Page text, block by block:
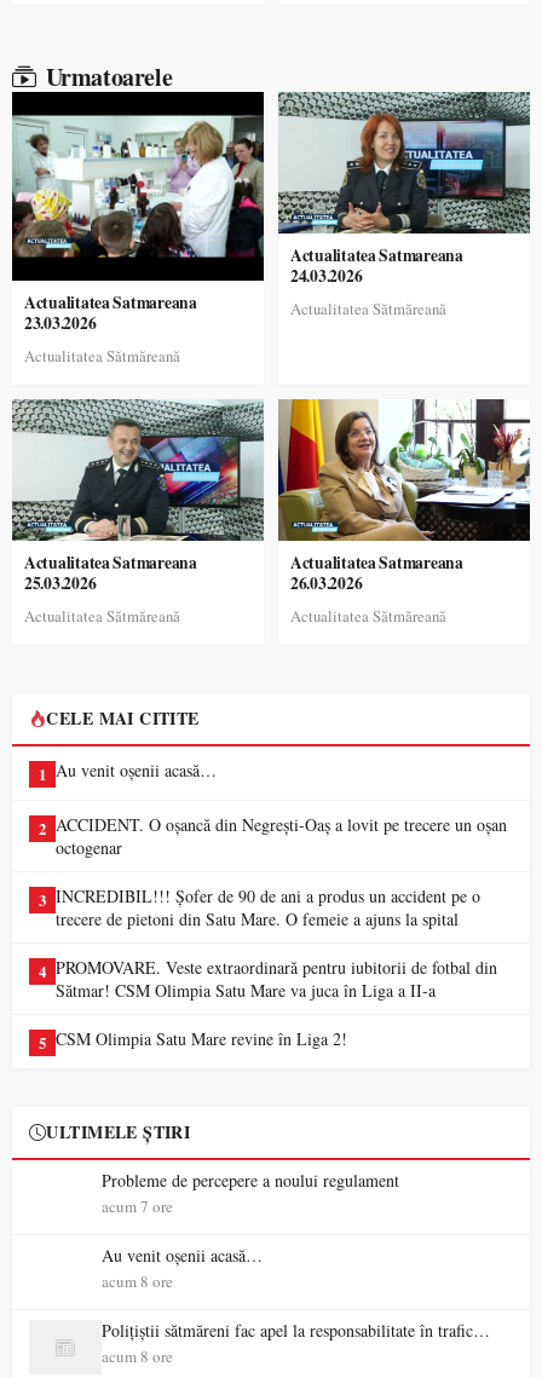
Urmatoarele
Actualitatea Satmareana
23.03.2026
Actualitatea Sătmăreană
Actualitatea Satmareana
24.03.2026
Actualitatea Sătmăreană
Actualitatea Satmareana
25.03.2026
Actualitatea Sătmăreană
Actualitatea Satmareana
26.03.2026
Actualitatea Sătmăreană
CELE MAI CITITE
1 Au venit oșenii acasă…
2 ACCIDENT. O oșancă din Negrești-Oaș a lovit pe trecere un oșan
octogenar
3 INCREDIBIL!!! Șofer de 90 de ani a produs un accident pe o
trecere de pietoni din Satu Mare. O femeie a ajuns la spital
4 PROMOVARE. Veste extraordinară pentru iubitorii de fotbal din
Sătmar! CSM Olimpia Satu Mare va juca în Liga a II-a
5 CSM Olimpia Satu Mare revine în Liga 2!
ULTIMELE ȘTIRI
Probleme de percepere a noului regulament
acum 7 ore
Au venit oșenii acasă…
acum 8 ore
Polițiștii sătmăreni fac apel la responsabilitate în trafic…
acum 8 ore